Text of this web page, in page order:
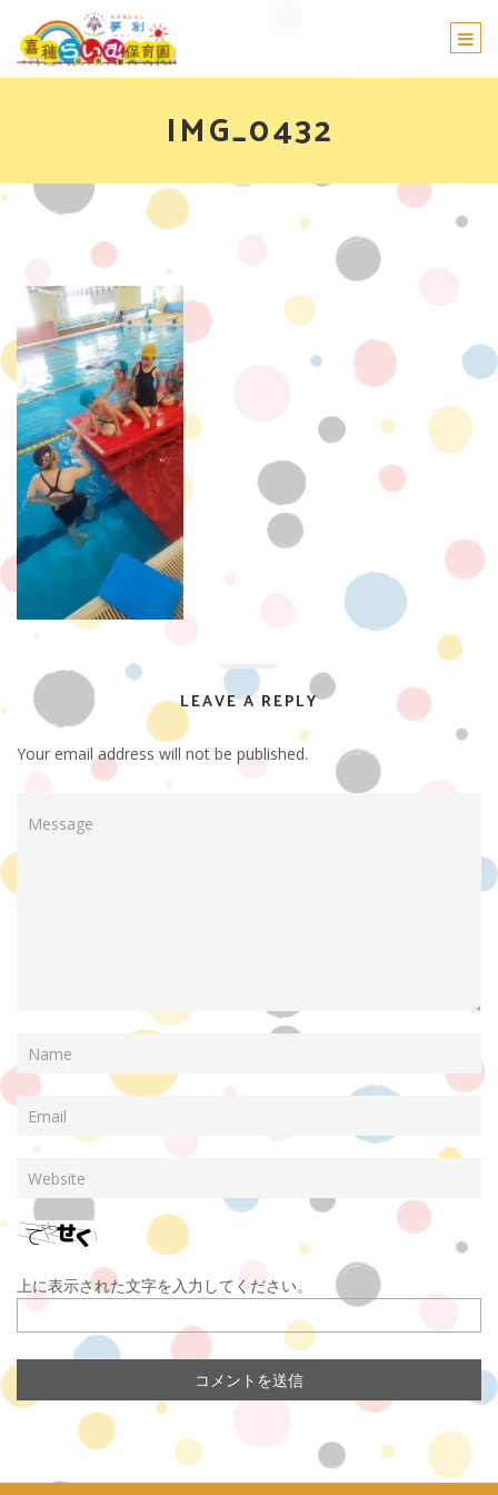
IMG_0432
LEAVE A REPLY
Your email address will not be published.
上に表示された文字を入力してください。